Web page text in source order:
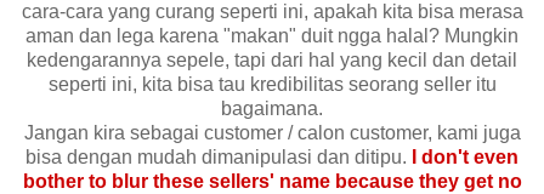
cara-cara yang curang seperti ini, apakah kita bisa merasa
aman dan lega karena "makan" duit ngga halal? Mungkin
kedengarannya sepele, tapi dari hal yang kecil dan detail
seperti ini, kita bisa tau kredibilitas seorang seller itu
bagaimana.
Jangan kira sebagai customer / calon customer, kami juga
bisa dengan mudah dimanipulasi dan ditipu.
I don't even
bother to blur these sellers' name because they get no